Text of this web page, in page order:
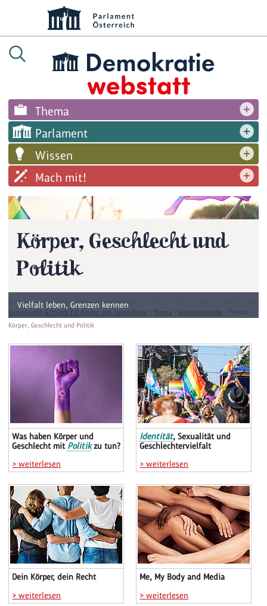
Thema
Parlament
Wissen
Mach mit!
Körper, Geschlecht und
Politik
Vielfalt leben, Grenzen kennen
Demokratie & Politik für Kinder und Jugendliche Thema Lebensbereiche
Thema:
Körper, Geschlecht und Politik
Was haben Körper und
Geschlecht mit Politikzu tun?
> weiterlesen
Identität, Sexualität und
Geschlechtervielfalt
> weiterlesen
Dein Körper, dein Recht
> weiterlesen
Me, My Body and Media
> weiterlesen